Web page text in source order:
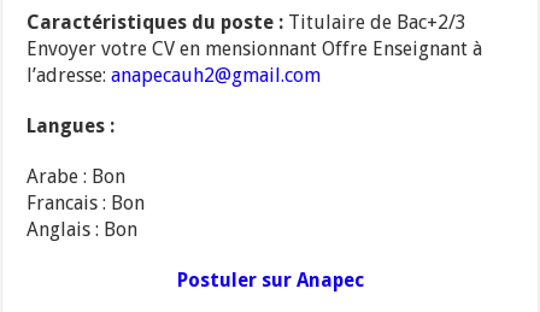
Caractéristiques du poste : Titulaire de Bac+2/3
Envoyer votre CV en mensionnant Offre Enseignant à
l’adresse:anapecauh2@gmail.com
Langues :
Arabe : Bon
Francais : Bon
Anglais : Bon
Postuler sur Anapec